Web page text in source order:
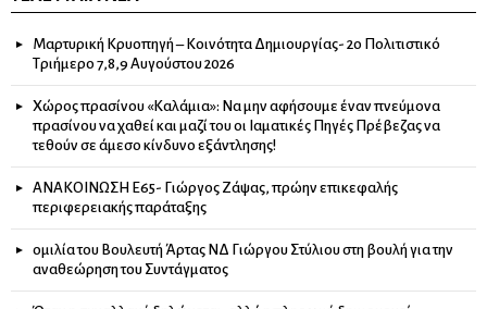
Μαρτυρική Κρυοπηγή – Κοινότητα Δημιουργίας- 2ο Πολιτιστικό
Τριήμερο 7,8,9 Αυγούστου 2026
Χώρος πρασίνου «Καλάμια»: Να μην αφήσουμε έναν πνεύμονα
πρασίνου να χαθεί και μαζί του οι Ιαματικές Πηγές Πρέβεζας να
τεθούν σε άμεσο κίνδυνο εξάντλησης!
ΑΝΑΚΟΙΝΩΣΗ Ε65- Γιώργος Ζάψας, πρώην επικεφαλής
περιφερειακής παράταξης
ομιλία του Βουλευτή Άρτας ΝΔ Γιώργου Στύλιου στη βουλή για την
αναθεώρηση του Συντάγματος